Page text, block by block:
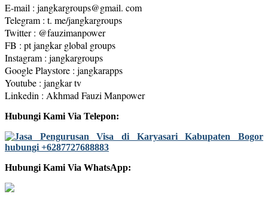
E-mail : jangkargroups@gmail. com
Telegram : t. me/jangkargroups
Twitter : @fauzimanpower
FB : pt jangkar global groups
Instagram : jangkargroups
Google Playstore : jangkarapps
Youtube : jangkar tv
Linkedin : Akhmad Fauzi Manpower
Hubungi Kami Via Telepon:
Hubungi Kami Via WhatsApp: